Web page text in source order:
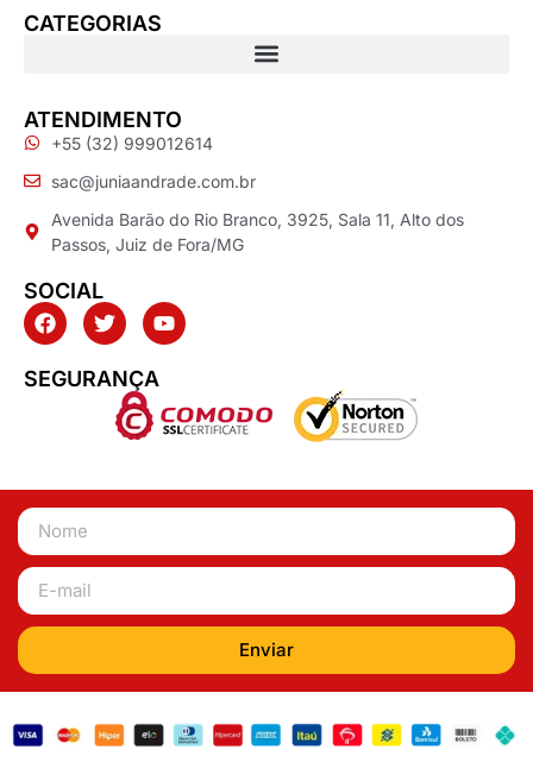
CATEGORIAS
ATENDIMENTO
+55 (32) 999012614
sac@juniaandrade.com.br
Avenida Barão do Rio Branco, 3925, Sala 11, Alto dos
Passos, Juiz de Fora/MG
SOCIAL
SEGURANÇA
Enviar